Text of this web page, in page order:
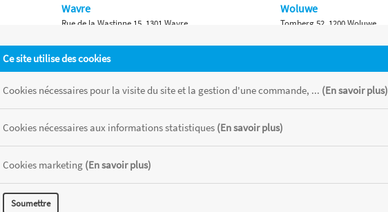
Ce site utilise des cookies
Cookies nécessaires pour la visite du site et la gestion d'une commande, ... (En savoir plus)
Cookies nécessaires aux informations statistiques (En savoir plus)
Cookies marketing (En savoir plus)
Soumettre
Wavre
Rue de la Wastinne 15, 1301 Wavre
Waterloo
Chaussée de Bruxelles 315, 1410 Waterloo
Woluwe
Tomberg 52, 1200 Woluwe
Namur
des stocks disponibles de chaque magasin, toutes taxes comprises.